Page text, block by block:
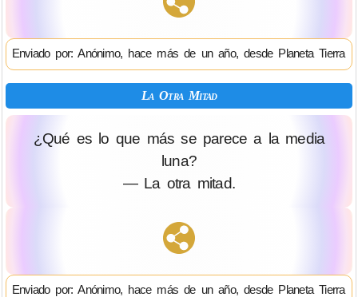
Enviado por: Anónimo, hace más de un año, desde Planeta Tierra
La Otra Mitad
¿Qué es lo que más se parece a la media
luna?
— La otra mitad.
Enviado por: Anónimo, hace más de un año, desde Planeta Tierra